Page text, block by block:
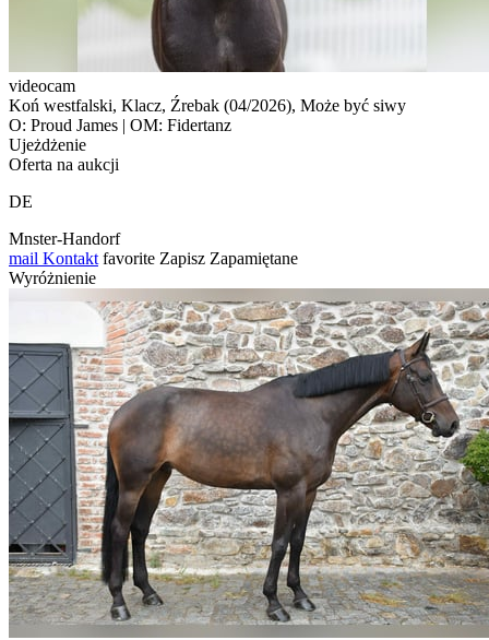
videocam
Koń westfalski, Klacz, Źrebak (04/2026), Może być siwy
O: Proud James | OM: Fidertanz
Ujeżdżenie
Oferta na aukcji
DE
Mnster-Handorf
mail Kontakt favorite Zapisz Zapamiętane
Wyróżnienie